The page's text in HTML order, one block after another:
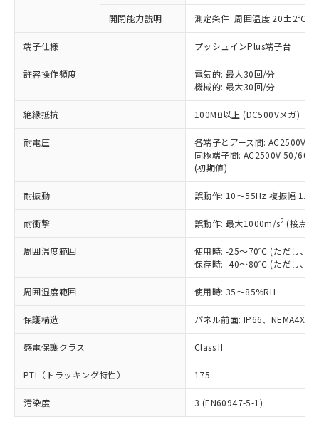
開閉能力説明 測定条件: 周囲温度 20±2℃、
端子仕様 プッシュインPlus端子台
許容操作頻度
電気的: 最大30回/分
機械的: 最大30回/分
絶縁抵抗 100MΩ以上 (DC500Vメガ)
耐電圧
各端子とアース間: AC2500V
同極端子間: AC2500V 50/
(初期値)
耐振動 誤動作: 10～55Hz 複振幅
耐衝撃 誤動作: 最大1000m/s2 (接点
周囲温度範囲
使用時: -25～70℃ (ただし、氷
保存時: -40～80℃ (ただし、氷
周囲湿度範囲 使用時: 35～85%RH
保護構造 パネル前面: IP66、NEMA4X,
感電保護クラス Class II
PTI（トラッキング特性） 175
汚染度 3 (EN60947-5-1)
以下の条件をお読みいただき、同意のうえ
ご利用ください。
本サービスは、当社制御機器事業取扱
商品の当社在庫状況および標準価格
当社制御機器事業取扱商品の中には、
本サービスの対象外となる商品もある
ことをご了承ください。
在庫状況および標準価格照会結果は、
記載している更新日時点での社内デー
タに基づき作成されるものであり、閲
覧された時点での実際の在庫および標
準価格とは異なる場合があることをご
正式な納期状況および標準価格はお客
様のお取引先、またはお客様担当のオ
ムロン制御機器販売店・当社販売員に
オムロン制御機器販売店や当社販売拠
販売ネットワーク
」をご確認
ください。
在庫状況および標準価格結果を当社の
事前の承諾なく第三者に漏洩または開
マイパーツ機能（部品リスト作成サー
対応予定なし：EU RoHS指令（10物質）の
非含有に非対応の商品で、対応品を出す予
定はありません。
調査・確認中：EU RoHS指令（10物質）の
非含有の対応状況を調査中または確認中の
非該当品：ライセンス料など無形物で、有
害物質有無と関係のない商品です。
いたものが、含有品と判明した場合などや
むを得ず変更することがあります。
六価クロム(Cr(Ⅵ)) 1000ppm以下、ポリ臭化ビフェニル
類(PBB) 1000ppm以下、ポリ臭化ジフェニルエーテル類
(PBDE) 1000ppm以下、フタル酸ビス(2-エチルヘキシ
ル) (DEHP)(別名：DOP) 1000ppm以下、フタル酸ブチ
ルベンジル（BBP） 1000ppm以下、フタル酸ジブチル
（DBP） 1000ppm以下、フタル酸ジイソブチル
(DIBP) 1000ppm以下
フタル酸エステル類の４物質については閾値を超える意
図的な使用がないことを確認しています。
※2 対応予定月
部品在庫の切り替え状況などにより、予定
月が前後することがあります。
※1 中国RoHS○×表
「○」：最大均質材料含有率が中国RoHSの
基準値以下であることを示します。
「×」：最大均質材料含有率が中国RoHSの
基準値を超えていることを示します。
「－」：未確認です。当社販売部門へお問
*中国RoHS10物質の基準値 (GB/T26572)：
Pb(鉛) :1000ppm、 Hg(水銀) : 1000ppm、 Cd(カドミウ
Cr(Ⅵ)(六価クロム) : 1000ppm、 PBBs(ポリ臭化ビフェ
ニル類) : 1000ppm、 PBDEs(ポリ臭化ジフェニルエーテ
DBP(フタル酸ジブチル) : 1000ppm、 DIBP(フタル酸ジ
イソブチル) : 1000ppm、 BBP(フタル酸ブチルベンジ
ル) : 1000ppm、
DEHP(フタル酸ビス(2-エチルヘキシル)) : 1000ppm
※2 環境保護使用期限
「ｅ」：有害物質（10物質）のすべてが基
準値以下であることを示します。
「10」：通常の使用状況下において有害物
質が外部に漏えいし、環境に深刻な影響を
当社は、これら貴社製品のうち、外国
為替および外国貿易法に定める商品
（以下｢規制貨物等」という）を輸出
または国外への提供する場合は、日本
国政府の輸出許可(または役務取引許
可)を取得するなどの必要な手続きを
当社は規制貨物を破棄する場合は、完
全に破砕するなど、違法に輸出されな
いよう必要な手段を講じます。
ル、化学兵器、生物兵器またはその他
武器並びにこれらの製造装置等に一切
使用いたしません。
当社は、貴社製品を第三者に販売する
場合は、上記1、2および3の内容を当
該第三者に通知します。また当社は、
販売先および販売に係わる関係者が違
法に輸出するおそれがある場合は、取
○ 一定数以上の在庫あり
一定数には満たないが在庫あり
在庫なし(最新の在庫状況につ
いては、お客様のお取引先、ま
たはお客様担当のオムロン制御
機器販売店・当社販売員にご確
認ください)
受注生産機種、また在庫状況の